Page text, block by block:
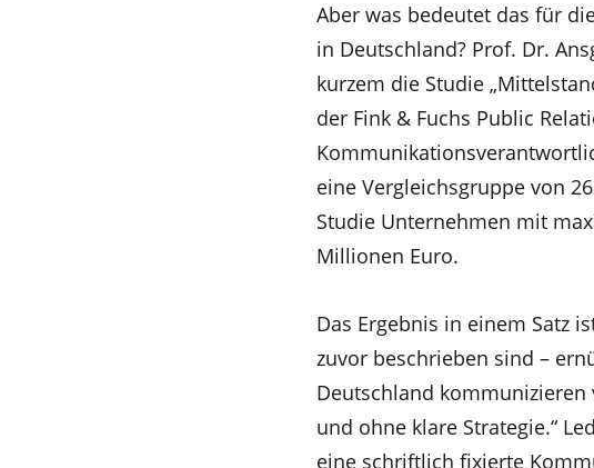
Aber was bedeutet das für
in Deutschland? Prof. Dr.
kurzem die Studie
der Fink & Fuchs Public
eine Vergleichsgruppe von
Studie Unternehmen mit
Millionen Euro.
Das Ergebnis in einem Satz
zuvor beschrieben sind –
Deutschland
und ohne klare Strategie.“
eine schriftlich fixierte